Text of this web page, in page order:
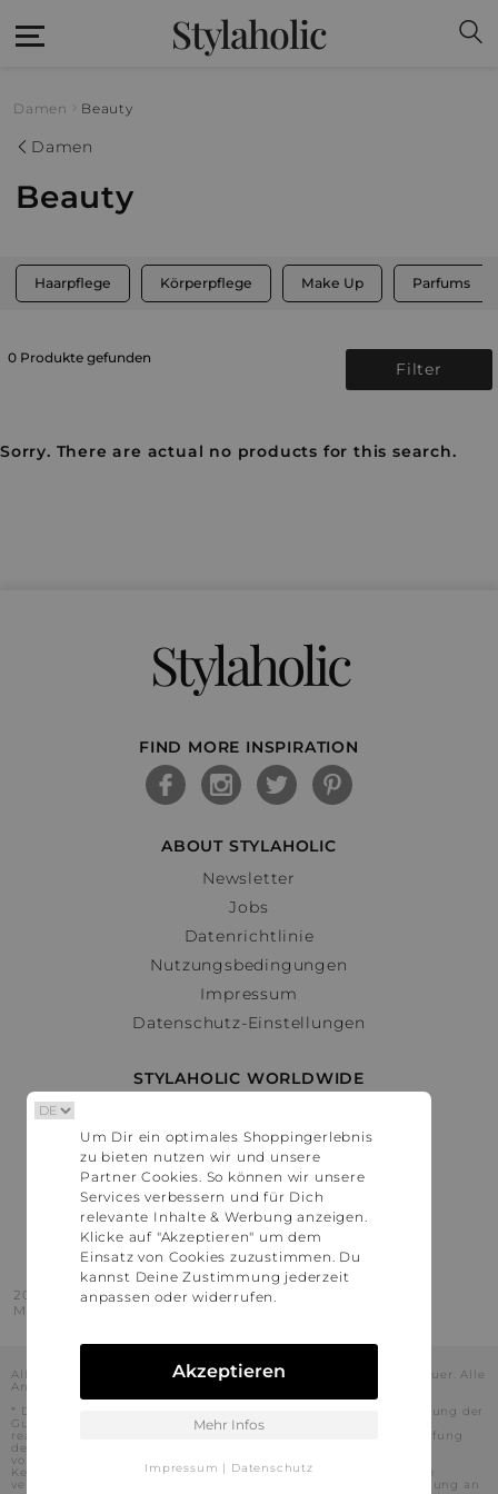
Stylaholic
Damen Beauty
Damen
Beauty
Haarpflege Körperpflege Make Up Parfums
0 Produkte gefunden
Filter
Sorry. There are actual no products for this search.
Stylaholic
FIND MORE INSPIRATION
ABOUT STYLAHOLIC
Newsletter
Jobs
Datenrichtlinie
Nutzungsbedingungen
Impressum
Datenschutz-Einstellungen
STYLAHOLIC WORLDWIDE
Österreich
Schweiz
France
United States
2016 - 2026 © Stylaholic.
Made for you with love in munich.
Alle Preise inkl. der jeweils geltenden gesetzlichen Mehrwertsteuer. Alle
Angaben ohne Gewähr.
* Die angezeigten Preise beinhalten Rabatte, die durch die Nutzung der
Gutschein-Codes auf den Seiten unserer Partner voraussichtlich
realisiert werden können. Stylaholic führt keine vollständige Prüfung
der Gutschein-Codes durch und es kann daher in Einzelfällen
vorkommen, dass die Gutscheine abweichend von unserem
Kenntnisstand bei dem jeweiligen Shop nicht oder nur teilweise
verwendet werden können. Darüber hinaus kann deren Verwendung an
Um Dir ein optimales Shoppingerlebnis
zu bieten nutzen wir und unsere
Partner Cookies. So können wir unsere
Services verbessern und für Dich
relevante Inhalte & Werbung anzeigen.
Klicke auf "Akzeptieren" um dem
Einsatz von Cookies zuzustimmen. Du
kannst Deine Zustimmung jederzeit
anpassen oder widerrufen.
Akzeptieren
Mehr Infos
Impressum | Datenschutz